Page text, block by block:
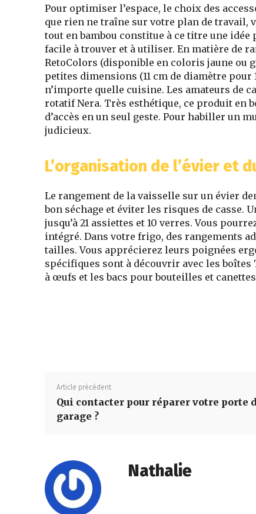
Pour optimiser l’espace, le choix des
que rien ne traîne sur votre plan de travail,
tout en bambou constitue à ce titre une
facile à trouver et à utiliser. En matière de
RetoColors (disponible en coloris jaune ou
petites dimensions (11 cm de diamètre pour
n’importe quelle cuisine. Les amateurs de
rotatif Nera. Très esthétique, ce produit en
d’accès en un seul geste. Pour habiller un
judicieux.
L’organisation de l’évier et
Le rangement de la vaisselle sur un évier
bon séchage et éviter les risques de
jusqu’à 21 assiettes et 10 verres. Vous
intégré. Dans votre frigo, des rangements
tailles. Vous apprécierez leurs poignées
spécifiques sont à découvrir avec les
à œufs et les bacs pour bouteilles et
Article précédent
Qui contacter pour réparer votre porte
garage ?
Nathalie